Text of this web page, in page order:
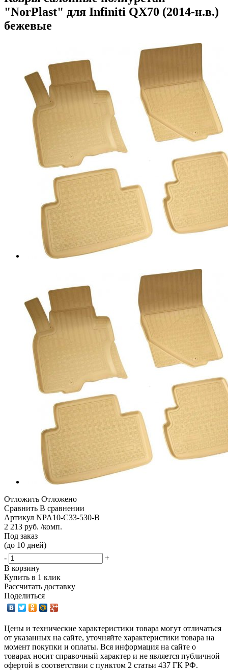
"NorPlast" для Infiniti QX70 (2014-н.в.)
бежевые
Отложить Отложено
Сравнить В сравнении
Артикул NPA10-C33-530-B
2 213 руб. /комп.
Под заказ
(до 10 дней)
-
+
В корзину
Купить в 1 клик
Рассчитать доставку
Поделиться
Цены и технические характеристики товара могут отличаться
от указанных на сайте, уточняйте характеристики товара на
момент покупки и оплаты. Вся информация на сайте о
товарах носит справочный характер и не является публичной
офертой в соответствии с пунктом 2 статьи 437 ГК РФ.